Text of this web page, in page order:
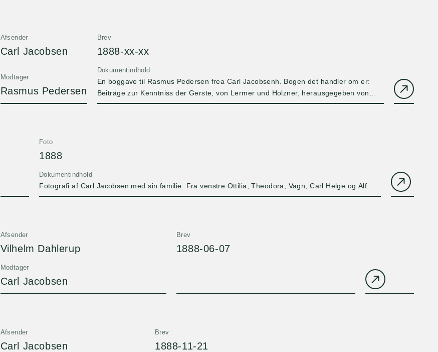
Afsender
Carl Jacobsen
Brev
1888-xx-xx
Modtager
Rasmus Pedersen
Dokumentindhold
En boggave til Rasmus Pedersen frea Carl Jacobsenh. Bogen det handler om er:
Beiträge zur Kenntniss der Gerste, von Lermer und Holzner, herausgegeben von
Georg Holzner 1888.
Foto
1888
Dokumentindhold
Fotografi af Carl Jacobsen med sin familie. Fra venstre Ottilia, Theodora, Vagn, Carl Helge og Alf.
Afsender
Vilhelm Dahlerup
Brev
1888-06-07
Modtager
Carl Jacobsen
Afsender
Carl Jacobsen
Brev
1888-11-21